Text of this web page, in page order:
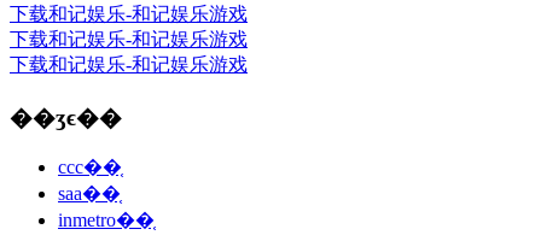
下载和记娱乐-和记娱乐游戏
下载和记娱乐-和记娱乐游戏
下载和记娱乐-和记娱乐游戏
��ʒϵ��
ccc��֤
saa��֤
inmetro��֤